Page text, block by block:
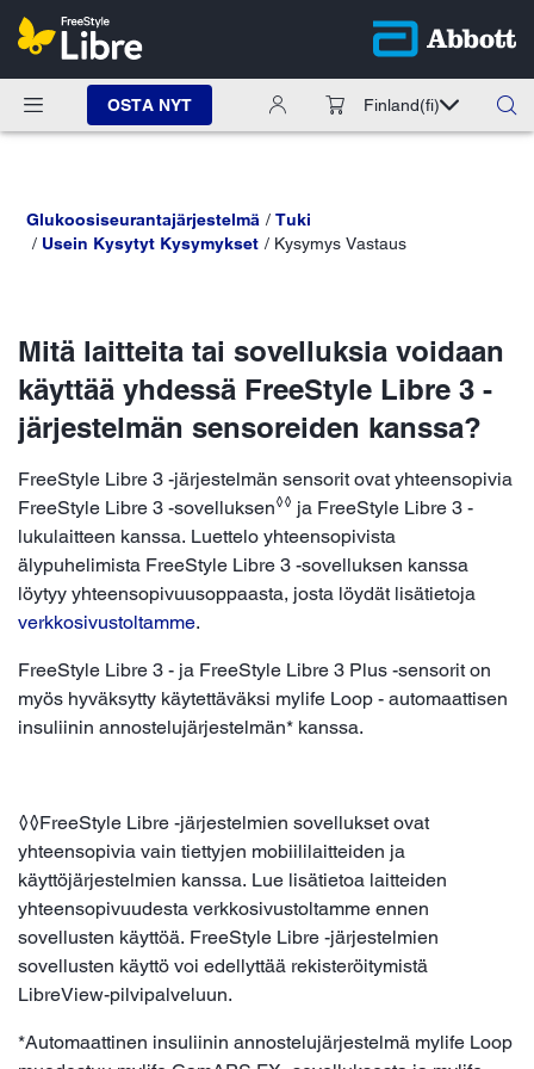
OSTA NYT Finland(fi)
Glukoosiseurantajärjestelmä
Tuki
Usein Kysytyt Kysymykset
Kysymys Vastaus
Mitä laitteita tai sovelluksia voidaan
käyttää yhdessä FreeStyle Libre 3 -
järjestelmän sensoreiden kanssa?
FreeStyle Libre 3 -järjestelmän sensorit ovat yhteensopivia
FreeStyle Libre 3 -sovelluksen◊◊ ja FreeStyle Libre 3 -
lukulaitteen kanssa. Luettelo yhteensopivista
älypuhelimista FreeStyle Libre 3 -sovelluksen kanssa
löytyy yhteensopivuusoppaasta, josta löydät lisätietoja
verkkosivustoltamme.
FreeStyle Libre 3 - ja FreeStyle Libre 3 Plus -sensorit on
myös hyväksytty käytettäväksi mylife Loop - automaattisen
insuliinin annostelujärjestelmän* kanssa.
◊◊FreeStyle Libre -järjestelmien sovellukset ovat
yhteensopivia vain tiettyjen mobiililaitteiden ja
käyttöjärjestelmien kanssa. Lue lisätietoa laitteiden
yhteensopivuudesta verkkosivustoltamme ennen
sovellusten käyttöä. FreeStyle Libre -järjestelmien
sovellusten käyttö voi edellyttää rekisteröitymistä
LibreView-pilvipalveluun.
*Automaattinen insuliinin annostelujärjestelmä mylife Loop